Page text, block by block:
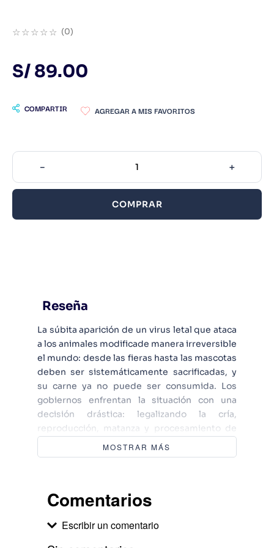
☆☆☆☆☆ (0)
S/ 89.00
COMPARTIR
＋
－
COMPRAR
Reseña
La súbita aparición de un virus letal que ataca
a los animales modificade manera irreversible
el mundo: desde las fieras hasta las mascotas
deben ser sistemáticamente sacrificadas, y
su carne ya no puede ser consumida. Los
gobiernos enfrentan la situación con una
decisión drástica: legalizando la cría,
reproducción, matanza y procesamiento de
carne humana. El canibalismo es ley y la
sociedad ha quedado dividida en dos grupos:
separado de su esposa y a cargo de su padre,
como regalo una mujer criada para el
MOSTRAR MÁS
Comentarios
Escribir un comentario
10. Infantil